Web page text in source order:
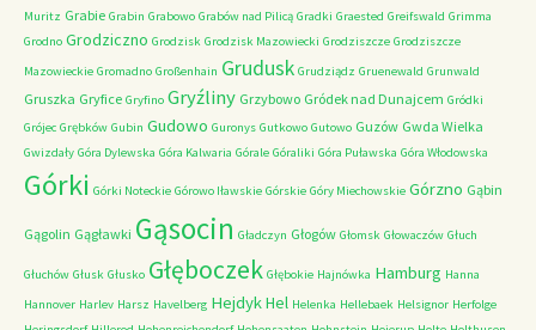
Muritz Grabie Grabin Grabowo Grabów nad Pilicą Gradki Graested Greifswald Grimma
Grodno Grodziczno Grodzisk Grodzisk Mazowiecki Grodziszcze Grodziszcze
Mazowieckie Gromadno Großenhain Grudusk Grudziądz Gruenewald Grunwald
Gruszka Gryfice Gryfino Gryźliny Grzybowo Gródek nad Dunajcem Gródki
Grójec Grębków Gubin Gudowo Guronys Gutkowo Gutowo Guzów Gwda Wielka
Gwizdały Góra Dylewska Góra Kalwaria Górale Góraliki Góra Puławska Góra Włodowska
Górki Górki Noteckie Górowo Iławskie Górskie Góry Miechowskie Górzno Gąbin
Gągolin Gągławki Gąsocin Gładczyn Głogów Głomsk Głowaczów Głuch
Głuchów Głusk Głusko Głęboczek Głębokie Hajnówka Hamburg Hanna
Hannover Harlev Harsz Havelberg HejdykHel Helenka Hellebaek Helsignor Herfolge